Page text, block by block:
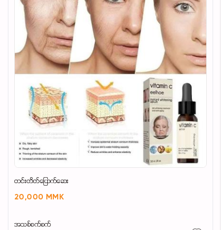
တင်းတိတ်ပြောက်ဆေး
20,000 MMK
အသစ်စက်စက်